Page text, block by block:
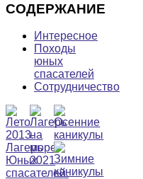
СОДЕРЖАНИЕ
Интересное
Походы
юных
спасателей
Сотрудничество